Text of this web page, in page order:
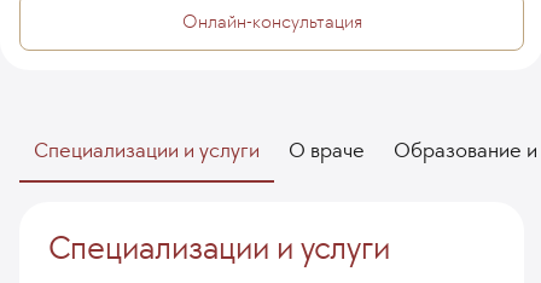
Онлайн-консультация
Специализации и услуги О враче Образование
Специализации и услуги